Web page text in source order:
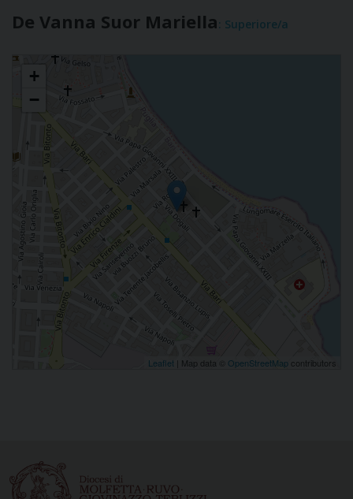
De Vanna Suor Mariella: Superiore/a
Figlie della Carità di S. Vincenzo de' Paoli - Istituto S. Giuseppe
+
−
Leaflet | Map data © OpenStreetMap contributors